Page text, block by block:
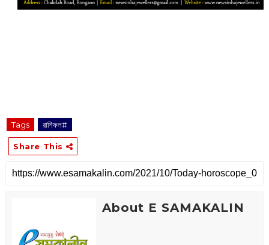
Tags রাশিফল#
Share This
About E SAMAKALIN